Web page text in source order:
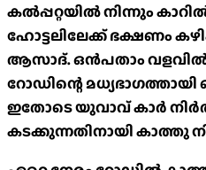
കല്‍പ്പറ്റയില്‍ നിന്നും
ഹോട്ടലിലേക്ക് ഭക്ഷണം
ആസാദ്. ഒന്‍പതാം
റോഡിന്റെ
ഇതോടെ യുവാവ് കാർ
കടക്കുന്നതിനായി കാത്തു